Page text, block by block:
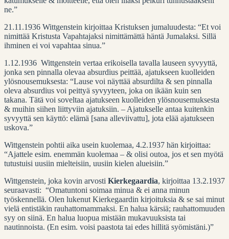
ne.”
21.11.1936 Wittgenstein kirjoittaa Kristuksen jumaluudesta: “Et voi
nimittää Kristusta Vapahtajaksi nimittämättä häntä Jumalaksi. Sillä
ihminen ei voi vapahtaa sinua.”
1.12.1936 Wittgenstein vertaa erikoisella tavalla lauseen syvyyttä,
jonka sen pinnalla olevaa absurdius peittää, ajatukseen kuolleiden
ylösnousemuksesta: “Lause voi näyttää absurdilta & sen pinnalla
oleva absurdius voi peittyä syvyyteen, joka on ikään kuin sen
takana. Tätä voi soveltaa ajatukseen kuolleiden ylösnousemuksesta
& muihin siihen liittyviin ajatuksiin. – Ajatukselle antaa kuitenkin
syvyyttä sen käyttö: elämä [sana alleviivattu], jota elää ajatukseen
uskova.”
Wittgenstein pohtii aika usein kuolemaa, 4.2.1937 hän kirjoittaa:
“Ajattele esim. enemmän kuolemaa – & olisi outoa, jos et sen myötä
tutustuisi uusiin mielteisiin, uusiin kielen alueisiin.”
Wittgenstein, joka kovin arvosti Kierkegaardia, kirjoittaa 13.2.1937
seuraavasti: “Omatuntoni soimaa minua & ei anna minun
työskennellä. Olen lukenut Kierkegaardin kirjoituksia & se sai minut
vielä entistäkin rauhattomammaksi. En halua kärsiä; rauhattomuuden
syy on siinä. En halua luopua mistään mukavuuksista tai
nautinnoista. (En esim. voisi paastota tai edes hillitä syömistäni.)”